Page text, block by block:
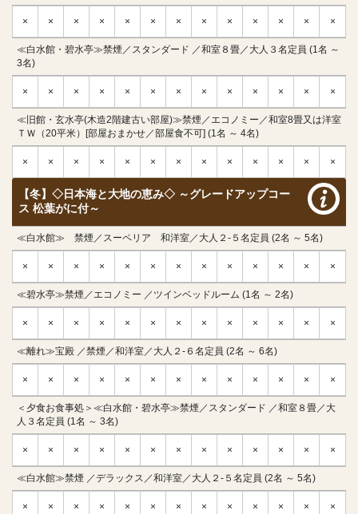
× × × × × × × × × × × × ×
≪白水館・碧水亭≫禁煙／スタンダード ／和室８畳／大人３名定員 (1名 ～
3名)
× × × × × × × × × × × × ×
≪旧館・玄水亭(木造2階建古い部屋)≫禁煙／エコノミー／和室8畳又は洋室
ＴＷ（20平米）[部屋おまかせ／部屋食不可] (1名 ～ 4名)
× × × × × × × × × × × × ×
【冬】◇日本海と大地の恵み◇ ～グレードアップコー
ス 松葉がに付～
≪白水館≫ 禁煙／スーペリア 和洋室／大人２-５名定員 (2名 ～ 5名)
× × × × × × × × × × × × ×
≪碧水亭≫禁煙／エコノミー ／ツインベッドルーム (1名 ～ 2名)
× × × × × × × × × × × × ×
≪離れ≫宝殿 ／禁煙／和洋室／大人２-６名定員 (2名 ～ 6名)
× × × × × × × × × × × × ×
＜夕食お食事処＞≪白水館・碧水亭≫禁煙／スタンダード ／和室８畳／大
人３名定員 (1名 ～ 3名)
× × × × × × × × × × × × ×
≪白水館≫禁煙 ／デラックス／和洋室／大人２-５名定員 (2名 ～ 5名)
× × × × × × × × × × × × ×